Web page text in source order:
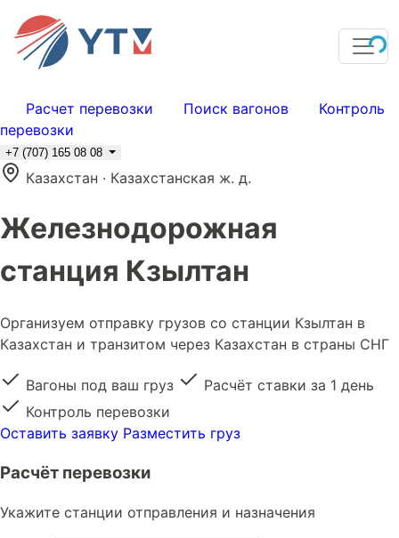
Расчет перевозки Поиск вагонов
Контроль
перевозки
+7 (707) 165 08 08
Казахстан · Казахстанская ж. д.
Железнодорожная
станция Кзылтан
Организуем отправку грузов со станции Кзылтан в
Казахстан и транзитом через Казахстан в страны СНГ
Вагоны под ваш груз
Расчёт ставки за 1 день
Контроль перевозки
Оставить заявку Разместить груз
Расчёт перевозки
Укажите станции отправления и назначения